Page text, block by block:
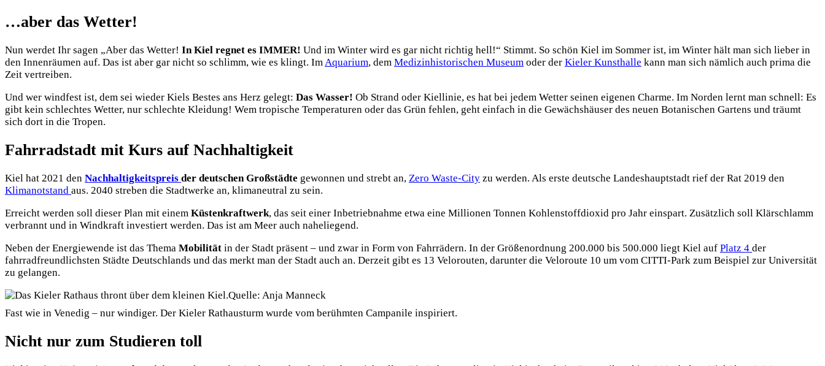
…aber das Wetter!
Nun werdet Ihr sagen „Aber das Wetter! In Kiel regnet es IMMER! Und im Winter wird es gar nicht richtig hell!“ Stimmt. So schön Kiel im Sommer ist, im Winter hält man sich lieber in
den Innenräumen auf. Das ist aber gar nicht so schlimm, wie es klingt. ImAquarium, dem Medizinhistorischen Museum oder der Kieler Kunsthalle kann man sich nämlich auch prima die
Zeit vertreiben.
Und wer windfest ist, dem sei wieder Kiels Bestes ans Herz gelegt: Das Wasser! Ob Strand oder Kiellinie, es hat bei jedem Wetter seinen eigenen Charme. Im Norden lernt man schnell: Es
gibt kein schlechtes Wetter, nur schlechte Kleidung! Wem tropische Temperaturen oder das Grün fehlen, geht einfach in die Gewächshäuser des neuen Botanischen Gartens und träumt
sich dort in die Tropen.
Fahrradstadt mit Kurs auf Nachhaltigkeit
Kiel hat 2021 den Nachhaltigkeitspreis der deutschen Großstädte gewonnen und strebt an, Zero Waste-City zu werden. Als erste deutsche Landeshauptstadt rief der Rat 2019 den
Klimanotstand aus. 2040 streben die Stadtwerke an, klimaneutral zu sein.
Erreicht werden soll dieser Plan mit einem Küstenkraftwerk, das seit einer Inbetriebnahme etwa eine Millionen Tonnen Kohlenstoffdioxid pro Jahr einspart. Zusätzlich soll Klärschlamm
verbrannt und in Windkraft investiert werden. Das ist am Meer auch naheliegend.
Neben der Energiewende ist das Thema Mobilität in der Stadt präsent – und zwar in Form von Fahrrädern. In der Größenordnung 200.000 bis 500.000 liegt Kiel auf Platz 4 der
fahrradfreundlichsten Städte Deutschlands und das merkt man der Stadt auch an. Derzeit gibt es 13 Velorouten, darunter die Veloroute 10 um vom CITTI-Park zum Beispiel zur Universität
zu gelangen.
Quelle: Anja Manneck
Fast wie in Venedig – nur windiger. Der Kieler Rathausturm wurde vom berühmten Campanile inspiriert.
Nicht nur zum Studieren toll